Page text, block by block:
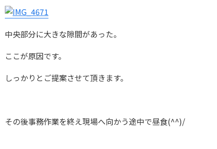
中央部分に大きな隙間があった。
ここが原因です。
しっかりとご提案させて頂きます。
その後事務作業を終え現場へ向かう途中で昼食(^^)/